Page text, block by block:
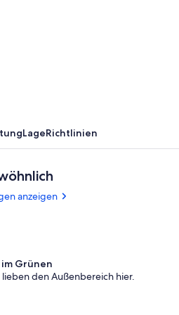
LageRichtlinien
anzeigen
Grünen
lieben den Außenbereich hier.